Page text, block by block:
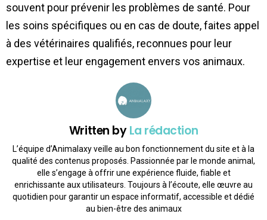
souvent pour prévenir les problèmes de santé. Pour
les soins spécifiques ou en cas de doute, faites appel
à des vétérinaires qualifiés, reconnues pour leur
expertise et leur engagement envers vos animaux.
Written byLa rédaction
L’équipe d’Animalaxy veille au bon fonctionnement du site et à la
qualité des contenus proposés. Passionnée par le monde animal,
elle s’engage à offrir une expérience fluide, fiable et
enrichissante aux utilisateurs. Toujours à l’écoute, elle œuvre au
quotidien pour garantir un espace informatif, accessible et dédié
au bien-être des animaux